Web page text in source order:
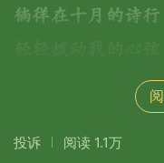
徜徉在十月的诗行
用隽永的文字抒
每一片都遥寄我
点燃烛火 温暖岁月
投诉 阅读 1.1万